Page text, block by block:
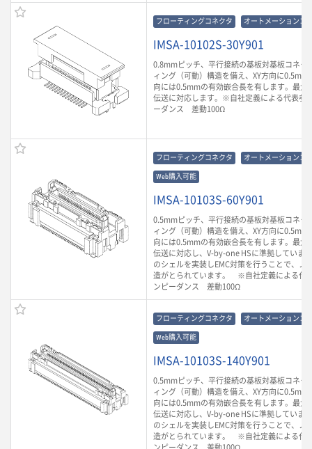
フローティングコネクタ オートメーションコ
IMSA-10102S-30Y901
0.8mmピッチ、平行接続の基板対基板コネク
ィング（可動）構造を備え、XY方向に
向には0.5mmの有効嵌合長を有します。最
伝送に対応します。※自社定義による代表参
ーダンス 差動100Ω
フローティングコネクタ オートメーションコ
Web購入可能
IMSA-10103S-60Y901
0.5mmピッチ、平行接続の基板対基板コネク
ィング（可動）構造を備え、XY方向に
向には0.5mmの有効嵌合長を有します。最
伝送に対応し、V-by-one HSに準拠していま
のシェルを実装しEMC対策を行うことで、ノ
造がとられています。 ※自社定義による代
ンピーダンス 差動100Ω
フローティングコネクタ オートメーションコ
Web購入可能
IMSA-10103S-140Y901
0.5mmピッチ、平行接続の基板対基板コネク
ィング（可動）構造を備え、XY方向に
向には0.5mmの有効嵌合長を有します。最
伝送に対応し、V-by-one HSに準拠していま
のシェルを実装しEMC対策を行うことで、ノ
造がとられています。 ※自社定義による代